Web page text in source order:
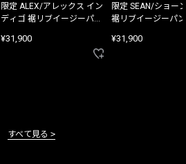
限定 ALEX/アレックス イン
ディゴ 裾リブイージーパン
¥31,900
限定 SEAN/ショー
裾リブイージーパ
¥31,900
すべて見る